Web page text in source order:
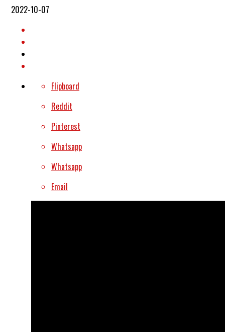
2022-10-07
Flipboard
Reddit
Pinterest
Whatsapp
Whatsapp
Email